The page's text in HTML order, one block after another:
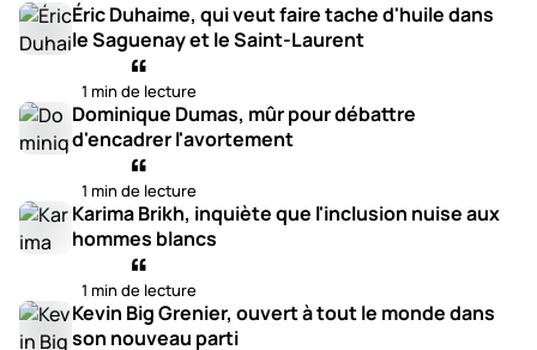
Éric Duhaime, qui veut faire tache d'huile dans
le Saguenay et le Saint-Laurent
1 min de lecture
Dominique Dumas, mûr pour débattre
d'encadrer l'avortement
1 min de lecture
Karima Brikh, inquiète que l'inclusion nuise aux
hommes blancs
1 min de lecture
Kevin Big Grenier, ouvert à tout le monde dans
son nouveau parti